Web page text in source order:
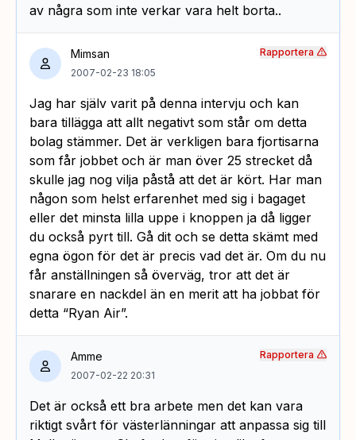
av några som inte verkar vara helt borta..
Mimsan
2007-02-23 18:05
Jag har själv varit på denna intervju och kan
bara tillägga att allt negativt som står om detta
bolag stämmer. Det är verkligen bara fjortisarna
som får jobbet och är man över 25 strecket då
skulle jag nog vilja påstå att det är kört. Har man
någon som helst erfarenhet med sig i bagaget
eller det minsta lilla uppe i knoppen ja då ligger
du också pyrt till. Gå dit och se detta skämt med
egna ögon för det är precis vad det är. Om du nu
får anställningen så överväg, tror att det är
snarare en nackdel än en merit att ha jobbat för
detta “Ryan Air”.
Rapportera
Amme
2007-02-22 20:31
Det är också ett bra arbete men det kan vara
riktigt svårt för västerlänningar att anpassa sig till
Rapportera